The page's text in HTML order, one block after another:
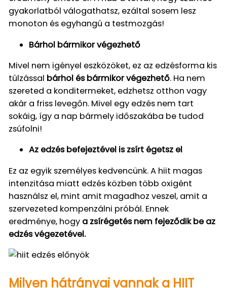
gyakorlatból válogathatsz, ezáltal sosem lesz
monoton és egyhangú a testmozgás!
Bárhol bármikor végezhető
Mivel nem igényel eszközöket, ez az edzésforma kis
túlzással bárhol és bármikor végezhető. Ha nem
szereted a konditermeket, edzhetsz otthon vagy
akár a friss levegőn. Mivel egy edzés nem tart
sokáig, így a nap bármely időszakába be tudod
zsúfolni!
Az edzés befejeztével is zsírt égetsz el
Ez az egyik személyes kedvencünk. A hiit magas
intenzitása miatt edzés közben több oxigént
használsz el, mint amit magadhoz veszel, amit a
szervezeted kompenzálni próbál. Ennek
eredménye, hogy a zsírégetés nem fejeződik be az
edzés végezetével.
Milyen hátrányai vannak a HIIT